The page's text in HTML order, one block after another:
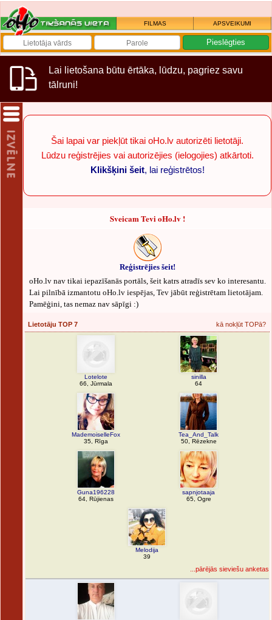
FILMAS APSVEIKUMI
Lai lietošana būtu ērtāka, lūdzu, pagriez savu
tālruni!
Šai lapai var piekļūt tikai oHo.lv autorizēti lietotāji.
Lūdzu reģistrējies vai autorizējies (ielogojies) atkārtoti.
Klikšķini šeit, lai reģistrētos!
Sveicam Tevi oHo.lv !
Reģistrējies šeit!
oHo.lv nav tikai iepazīšanās portāls, šeit katrs atradīs sev ko interesantu.
Lai pilnībā izmantotu oHo.lv iespējas, Tev jābūt reģistrētam lietotājam.
Pamēģini, tas nemaz nav sāpīgi :)
Lietotāju TOP 7 kā nokļūt TOPā?
Lotelote
66, Jūrmala
sinilla
64
MademoiselleFox
35, Rīga
Tea_And_Talk
50, Rēzekne
Guna196228
64, Rūjienas
sapnjotaaja
65, Ogre
Melodija
39
...pārējās sieviešu anketas